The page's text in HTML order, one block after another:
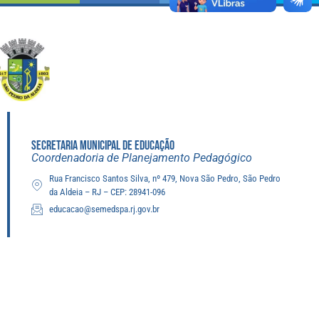
SECRETARIA MUNICIPAL DE EDUCAÇÃO
Coordenadoria de Planejamento Pedagógico
Rua Francisco Santos Silva, nº 479, Nova São Pedro, São Pedro
da Aldeia – RJ – CEP: 28941-096
educacao@semedspa.rj.gov.br